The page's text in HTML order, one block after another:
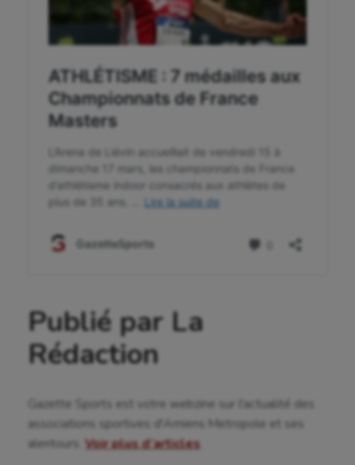
Publié par La
Rédaction
Gazette Sports est votre webzine sur l'actualité des
associations sportives d'Amiens Metropole et ses
alentours. Voir plus d’articles